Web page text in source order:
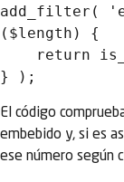
add_filter(
($length) {
El código
embebido y, si es
ese número según